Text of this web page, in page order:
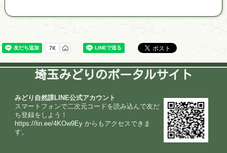
埼玉みどりのポータルサイト
みどり自然課LINE公式アカウント
スマートフォンで二次元コードを読み込んで友だ
ち登録をしよう！
https://lin.ee/4KOw9Ey からもアクセスできま
す。